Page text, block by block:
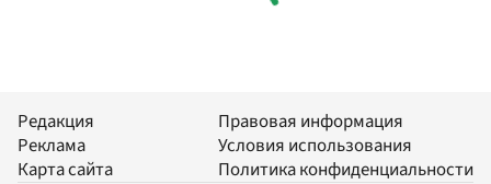
Редакция
Реклама
Карта сайта
Правовая информация
Условия использования
Политика конфиденциальности